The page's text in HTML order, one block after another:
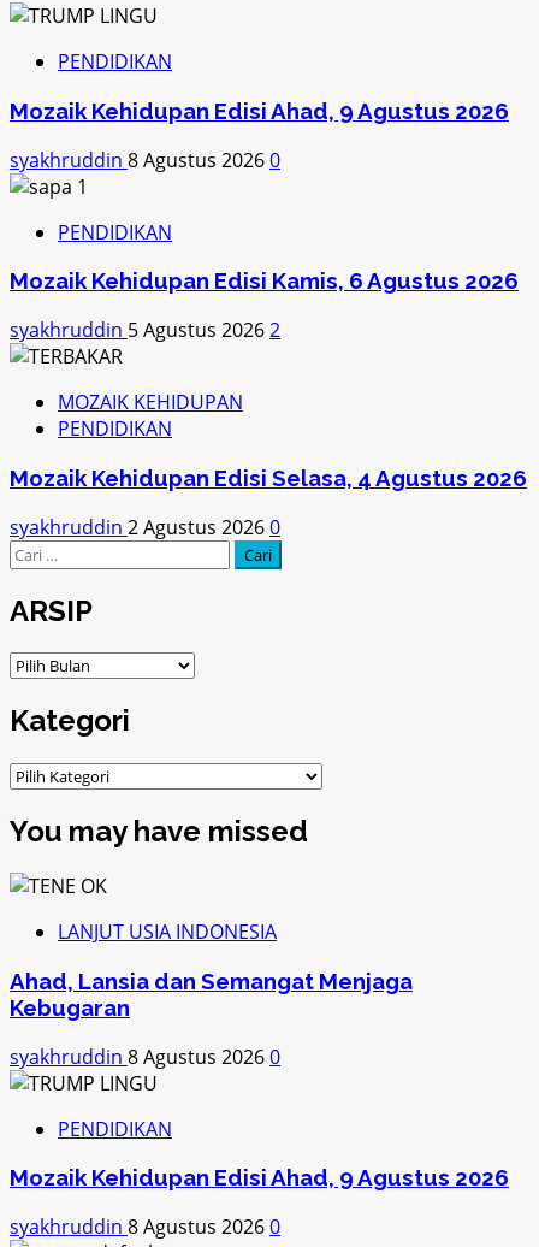
PENDIDIKAN
Mozaik Kehidupan Edisi Ahad, 9 Agustus 2026
syakhruddin 8 Agustus 20260
PENDIDIKAN
Mozaik Kehidupan Edisi Kamis, 6 Agustus 2026
syakhruddin 5 Agustus 20262
MOZAIK KEHIDUPAN
PENDIDIKAN
Mozaik Kehidupan Edisi Selasa, 4 Agustus 2026
syakhruddin 2 Agustus 20260
Cari
untuk:
ARSIP
ARSIP
Kategori
Kategori
You may have missed
LANJUT USIA INDONESIA
Ahad, Lansia dan Semangat Menjaga
Kebugaran
syakhruddin 8 Agustus 20260
PENDIDIKAN
Mozaik Kehidupan Edisi Ahad, 9 Agustus 2026
syakhruddin 8 Agustus 20260